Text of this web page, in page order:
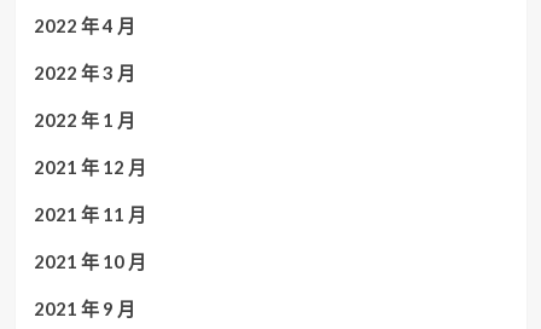
2022 年 4 月
2022 年 3 月
2022 年 1 月
2021 年 12 月
2021 年 11 月
2021 年 10 月
2021 年 9 月